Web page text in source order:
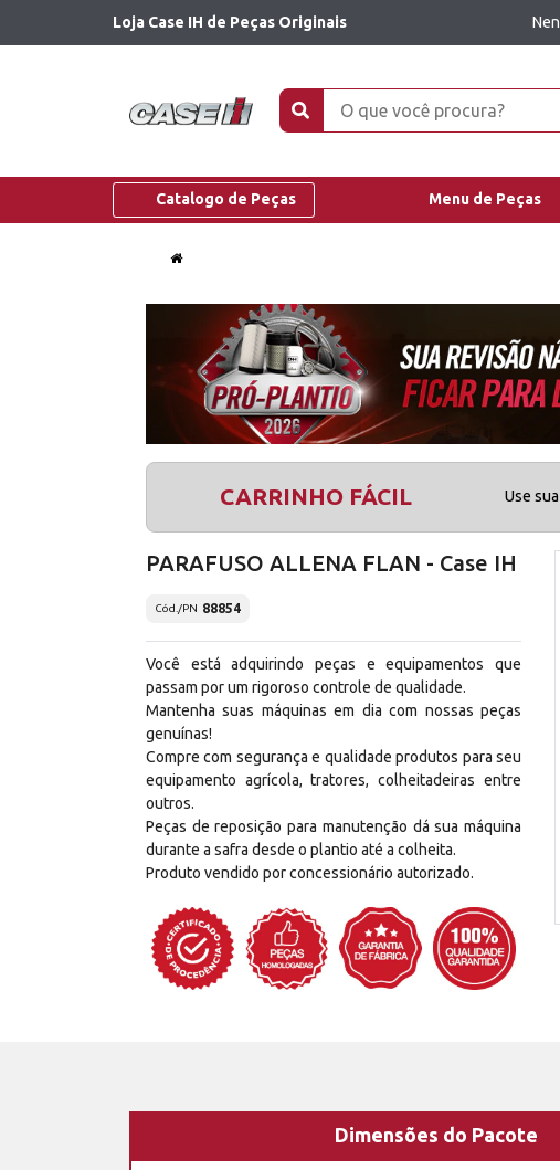
Loja Case IH de Peças Originais
Catalogo de Peças Menu de Peças
CARRINHO FÁCIL Use
PARAFUSO ALLENA FLAN - Case IH
Cód./PN 88854
Você está adquirindo peças e equipamentos que
passam por um rigoroso controle de qualidade.
Mantenha suas máquinas em dia com nossas peças
genuínas!
Compre com segurança e qualidade produtos para seu
equipamento agrícola, tratores, colheitadeiras entre
outros.
Peças de reposição para manutenção dá sua máquina
durante a safra desde o plantio até a colheita.
Produto vendido por concessionário autorizado.
Dimensões do Pacote